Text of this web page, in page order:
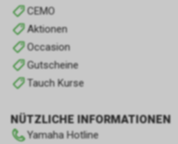
CEMO
Aktionen
Occasion
Gutscheine
Tauch Kurse
NÜTZLICHE INFORMATIONEN
Yamaha Hotline